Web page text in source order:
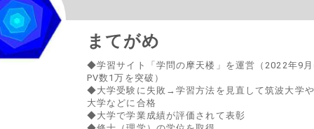
まてがめ
◆学習サイト「学問の摩天楼」を運営（2022年9月
PV数1万を突破）
◆大学受験に失敗→学習方法を見直して筑波大学や
大学などに合格
◆大学で学業成績が評価されて表彰